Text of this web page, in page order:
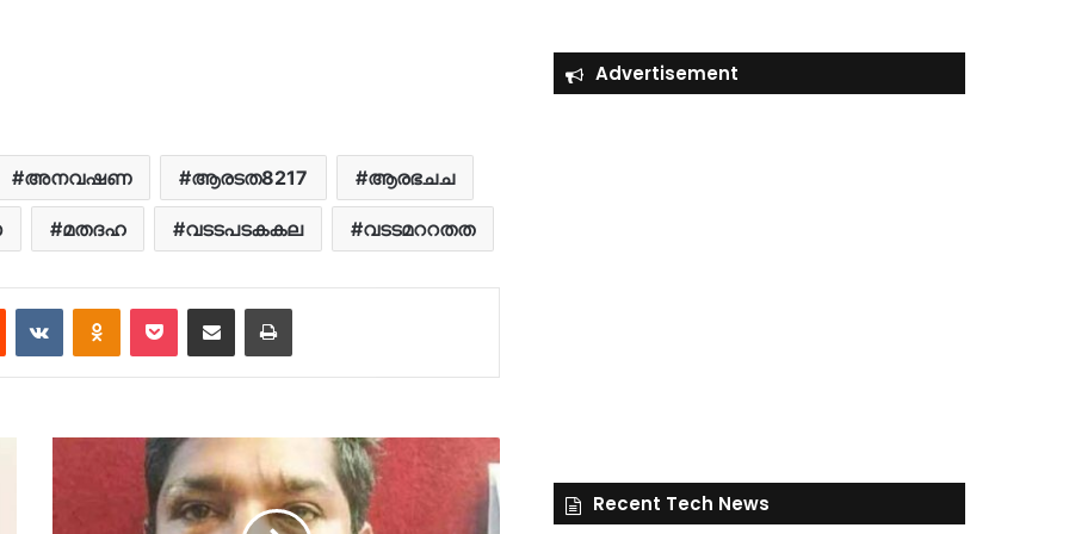
അനവഷണ ആരടത8217 ആരഭചച
മതദഹ വടടപടകകല വടടമററതത
Reddit VKontakteOdnoklassniki
Pocket Share via Email Print
Advertisement
Recent Tech News